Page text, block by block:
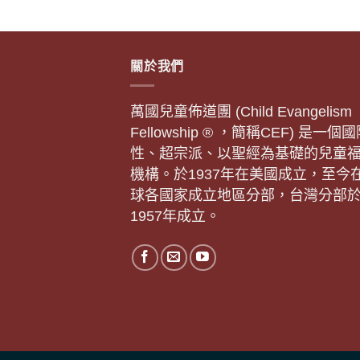
關於我們
萬國兒童佈道團 (Child Evangelism
Fellowship ® ，簡稱CEF) 是一個國
性、超宗派、以聖經為基礎的兒童
機構。於1937年在美國成立，至今
球各國家成立地區分部，台灣分部
1957年成立。